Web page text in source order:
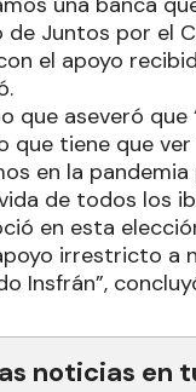
Juntos por el
el apoyo
que aseveró que
que tiene que
en la
de todos los
en esta
irrestricto a
Insfrán”,
noticias en